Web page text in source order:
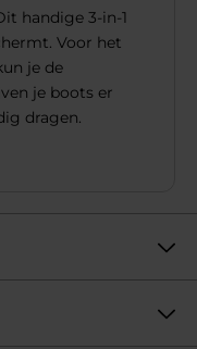
handige 3-in-1
Voor het
je de
je boots er
dragen.